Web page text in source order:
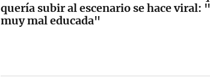
quería subir al escenario se hace viral:
muy mal educada"